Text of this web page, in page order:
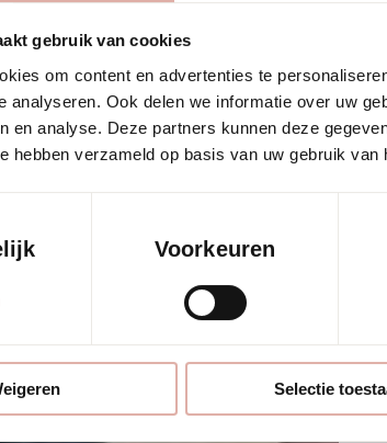
gebruik van cookies
om content en advertenties te
analyseren. Ook delen we informatie over uw
en analyse. Deze partners kunnen deze
hebben verzameld op basis van uw gebruik van
Voorkeuren
Selectie